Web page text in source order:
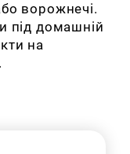
ворожнечі.
під домашній
на